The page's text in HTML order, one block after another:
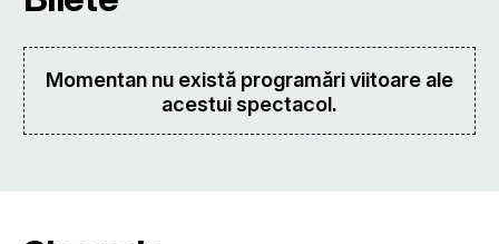
Momentan nu există programări viitoare ale
acestui spectacol.